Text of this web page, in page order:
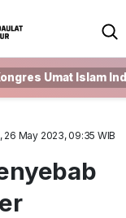
Umat Islam
26 May 2023, 09:35 WIB